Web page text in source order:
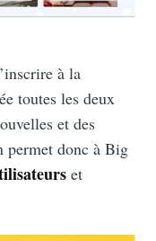
à la
toutes les deux
et des
permet donc à Big
et